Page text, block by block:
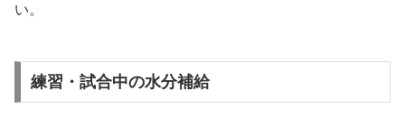
い。
練習・試合中の水分補給